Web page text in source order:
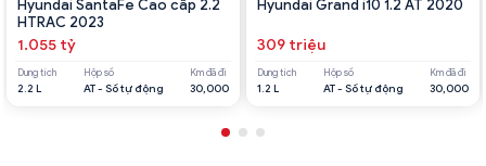
Hyundai SantaFe Cao cấp 2.2
HTRAC 2023
1.055 tỷ
Dung tích
2.2 L
Hộp số
AT - Số tự động
Km đã đi
30,000
Hyundai Grand i10 1.2 AT 2020
309 triệu
Dung tích
1.2 L
Hộp số
AT - Số tự động
Km đã đi
30,000